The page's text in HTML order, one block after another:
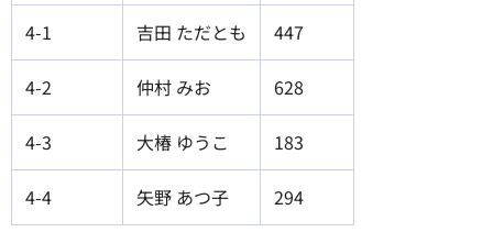
4-1 吉田 ただとも 447
4-2 仲村 みお 628
4-3 大椿 ゆうこ 183
4-4 矢野 あつ子 294